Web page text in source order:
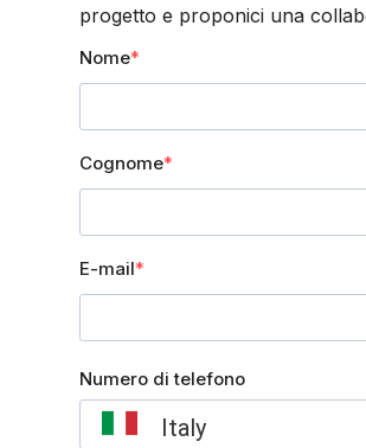
progetto e proponici una
Nome
Cognome
E-mail
Numero di telefono
Italy